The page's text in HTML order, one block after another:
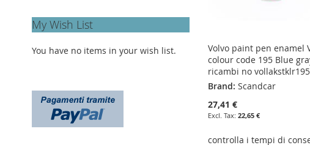
Volvo paint pen enamel
colour code 195 Blue
ricambi no vollakstklr195
Brand: Scandcar
27,41 €
22,65 €
controlla i tempi di
My Wish List
You have no items in your wish list.